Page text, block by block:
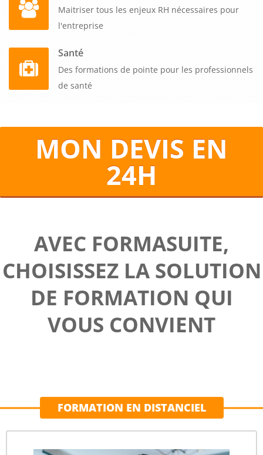
Maitriser tous les enjeux RH nécessaires pour
l'entreprise
Santé
Des formations de pointe pour les professionnels
de santé
MON DEVIS EN
24H
AVEC FORMASUITE,
CHOISISSEZ LA SOLUTION
DE FORMATION QUI
VOUS CONVIENT
FORMATION EN DISTANCIEL